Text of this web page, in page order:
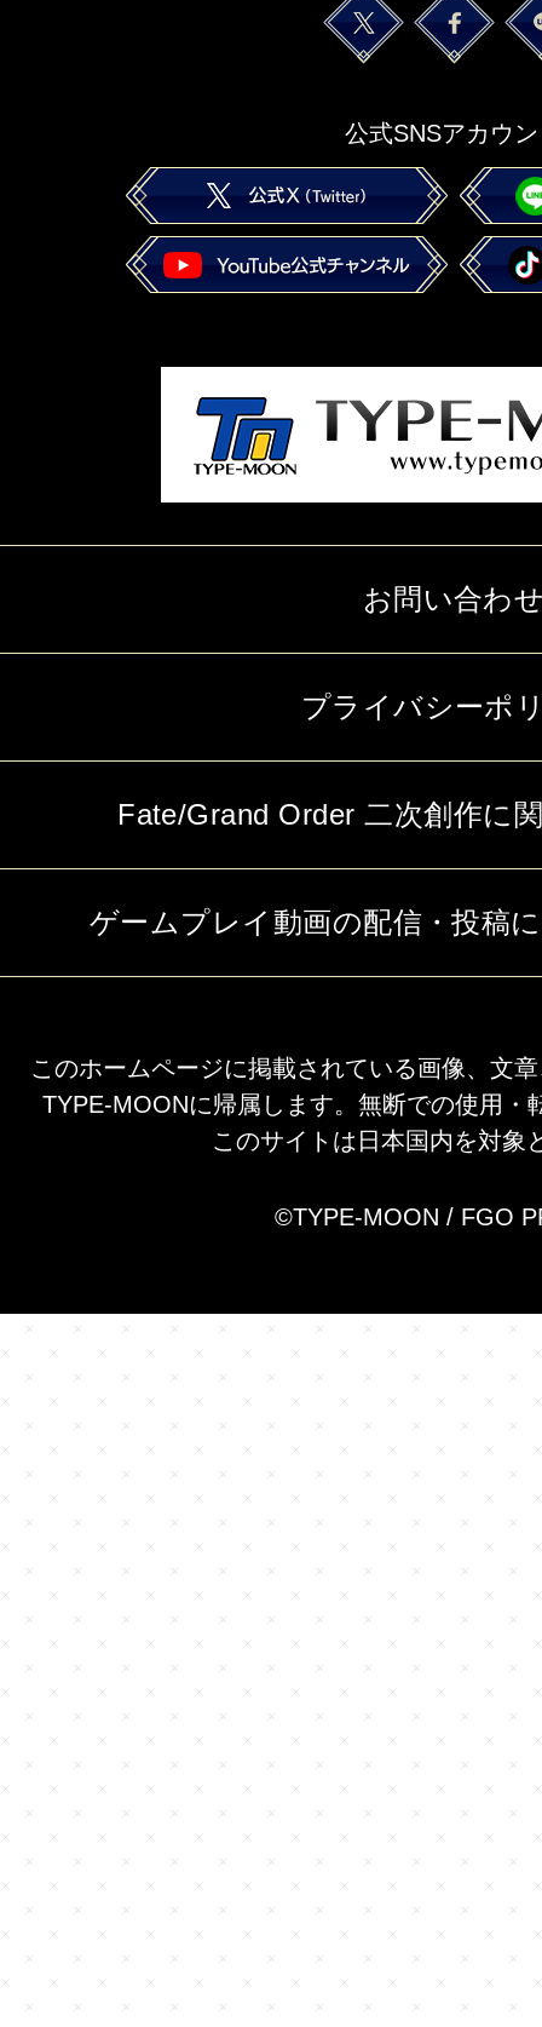
公式SNSアカウ
お問い合わ
プライバシーポ
Fate/Grand Order 二次創作に
ゲームプレイ動画の配信・投稿
このホームページに掲載されている画像、文
TYPE-MOONに帰属します。無断での使用・
このサイトは日本国内を対象
©TYPE-MOON / FGO